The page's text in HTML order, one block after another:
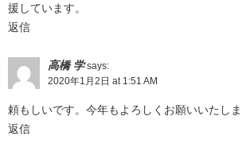
援しています。
返信
高橋 学 says:
2020年1月2日 at 1:51 AM
頼もしいです。今年もよろしくお願いいたしま
返信